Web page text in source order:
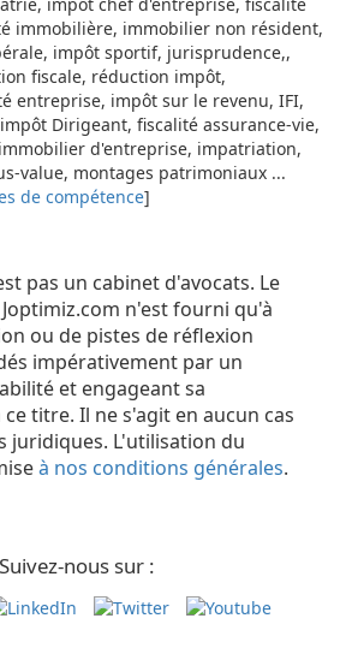
immobilière, immobilier non résident,
impôt sportif, jurisprudence,,
fiscale, réduction impôt,
entreprise, impôt sur le revenu, IFI,
Dirigeant, fiscalité assurance-vie,
d'entreprise, impatriation,
value, montages patrimoniaux ...
de compétence]
pas un cabinet d'avocats. Le
n'est fourni qu'à
ou de pistes de réflexion
impérativement par un
et engageant sa
titre. Il ne s'agit en aucun cas
juridiques. L'utilisation du
à nos conditions générales.
Suivez-nous sur :